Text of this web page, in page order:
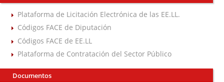
Plataforma de Licitación Electrónica de las EE.LL.
Códigos FACE de Diputación
Códigos FACE de EE.LL
Plataforma de Contratación del Sector Público
Documentos